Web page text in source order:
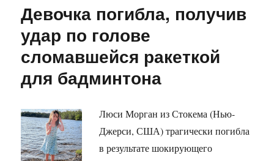
Девочка погибла, получив
удар по голове
сломавшейся ракеткой
для бадминтона
Люси Морган из Стокема (Нью-
Джерси, США) трагически погибла
в результате шокирующего